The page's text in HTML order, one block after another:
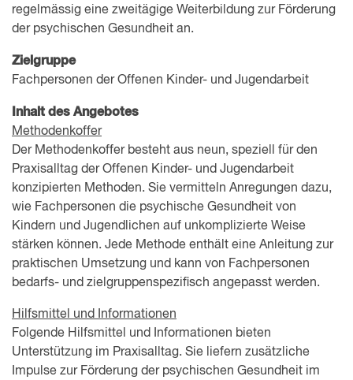
regelmässig eine zweitägige Weiterbildung zur Förderung
der psychischen Gesundheit an.
Zielgruppe
Fachpersonen der Offenen Kinder- und Jugendarbeit
Inhalt des Angebotes
Methodenkoffer
Der Methodenkoffer besteht aus neun, speziell für den
Praxisalltag der Offenen Kinder- und Jugendarbeit
konzipierten Methoden. Sie vermitteln Anregungen dazu,
wie Fachpersonen die psychische Gesundheit von
Kindern und Jugendlichen auf unkomplizierte Weise
stärken können. Jede Methode enthält eine Anleitung zur
praktischen Umsetzung und kann von Fachpersonen
bedarfs- und zielgruppenspezifisch angepasst werden.
Hilfsmittel und Informationen
Folgende Hilfsmittel und Informationen bieten
Unterstützung im Praxisalltag. Sie liefern zusätzliche
Impulse zur Förderung der psychischen Gesundheit im